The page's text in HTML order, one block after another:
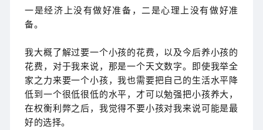
一是经济上没有做好准备，二是心理上没有做好准
备。
我大概了解过要一个小孩的花费，以及今后养小孩的
花费，对于我来说，那是一个天文数字。即使我举全
家之力来要一个小孩，我也需要把自己的生活水平降
低到一个很低很低的水平，才可以勉强把小孩养大，
在权衡利弊之后，我觉得不要小孩对我来说可能是最
好的选择。